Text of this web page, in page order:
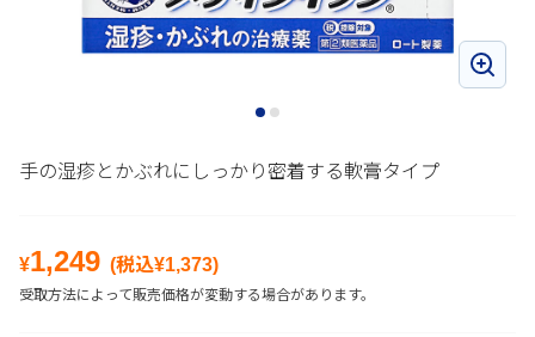
手の湿疹とかぶれにしっかり密着する軟膏タイプ
¥1,249 (税込¥1,373)
受取方法によって販売価格が変動する場合があります。